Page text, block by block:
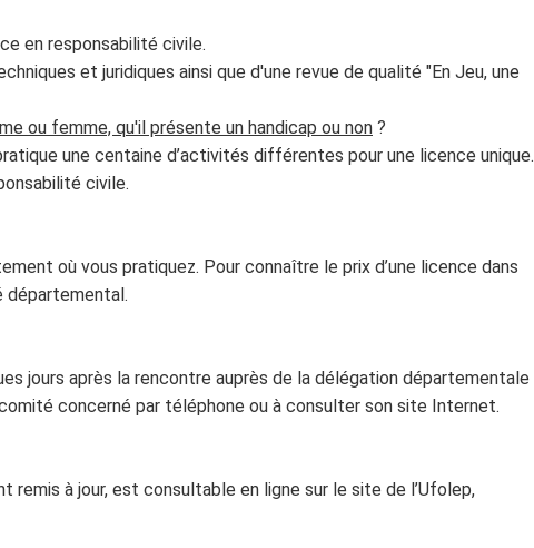
en responsabilité civile.
et juridiques ainsi que d'une revue de qualité "En Jeu, une
ou femme, qu'il présente un handicap ou non ?
une centaine d’activités différentes pour une licence unique.
civile.
où vous pratiquez. Pour connaître le prix d’une licence dans
départemental.
jours après la rencontre auprès de la délégation départementale
concerné par téléphone ou à consulter son site Internet.
à jour, est consultable en ligne sur le site de l’Ufolep,